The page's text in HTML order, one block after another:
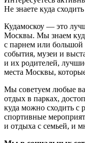
Не знаете куда
Кудамоскоу — это
Москвы. Мы знаем
с парнем или
события, музеи и
и их родителей,
места Москвы,
Мы советуем любые
отдых в парках,
куда можно сходить с
спортивные
и отдыха с семьей, и